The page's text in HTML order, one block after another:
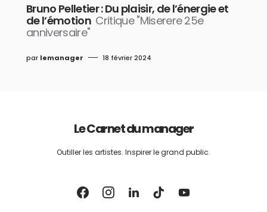
Bruno Pelletier : Du plaisir, de l’énergie et
de l’émotion Critique "Miserere 25e
anniversaire"
par lemanager 18 février 2024
Le Carnet du manager
Outiller les artistes. Inspirer le grand public.